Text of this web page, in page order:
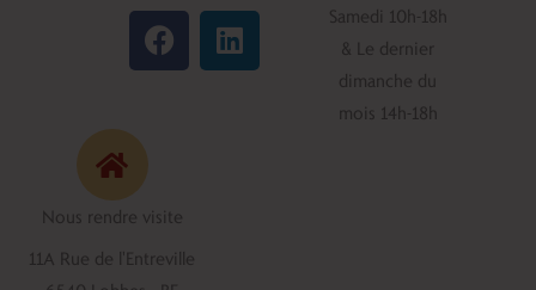
F
a
c
k
L
i
n
Samedi 10h-18h
& Le dernier
dimanche du
mois 14h-18h
Nous rendre visite
11A Rue de l'Entreville